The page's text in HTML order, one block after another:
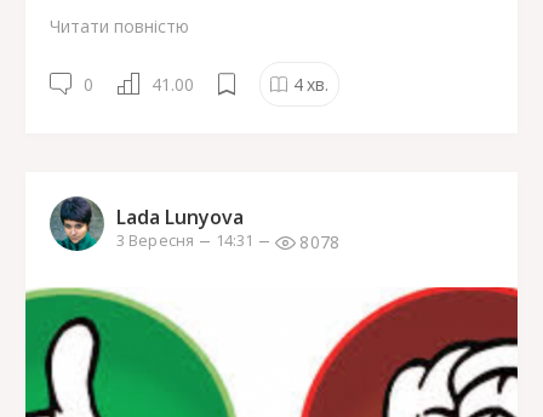
Читати повністю
0 41.00 4хв.
Lada Lunyova
3 Вересня 14:31 8078